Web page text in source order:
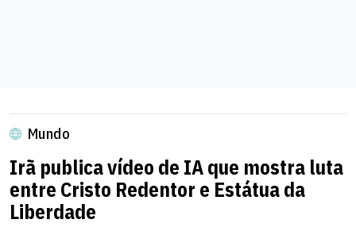
Mundo
Irã publica vídeo de IA que mostra luta
entre Cristo Redentor e Estátua da
Liberdade